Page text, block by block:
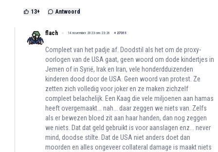
13+ Antwoord
flach 14 november 2023 om 23:26 + 27311
Compleet van het padje af. Doodstil als het om de proxy-
oorlogen van de USA gaat, geen woord om dode kindertjes in
Jemen of in Syrië, Irak en Iran, vele honderdduizenden
kinderen dood door de USA. Geen woord van protest. Ze
zetten zich volledig voor joker en ze maken zichzelf
compleet belachelijk. Een Kaag die vele miljoenen aan hamas
heeft overgemaakt... nah... daar zeggen we niets van. Zelfs
als er bewezen bloed zit aan haar handen, dan nog zeggen
we niets. Dat dat geld gebruikt is voor aanslagen enz... never
mind, doodse stilte. Dat de USA niet anders doet dan
moorden en alles ongeveer collateral damage is maakt niets